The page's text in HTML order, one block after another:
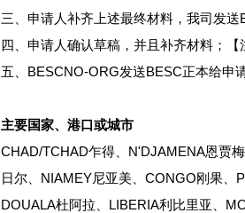
三、申请人补齐上述最终材料，我司发
四、申请人确认草稿，并且补齐材料；
五、BESCNO-ORG发送BESC正本给申
主要国家、港口或城市
CHAD/TCHAD乍得、N'DJAMENA恩贾
日尔、NIAMEY尼亚美、CONGO刚果、
DOUALA杜阿拉、LIBERIA利比里亚、